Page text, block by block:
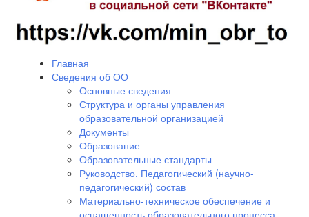
Главная
Сведения об ОО
Основные сведения
Структура и органы управления
образовательной организацией
Документы
Образование
Образовательные стандарты
Руководство. Педагогический (научно-
педагогический) состав
Материально-техническое обеспечение и
оснащенность образовательного процесса